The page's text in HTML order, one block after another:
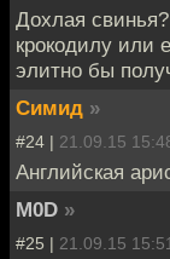
Дохлая
крокодилу или
элитно бы
Симид »
#24 | 21.09.15
Английская
M0D »
#25 | 21.09.15 15:51